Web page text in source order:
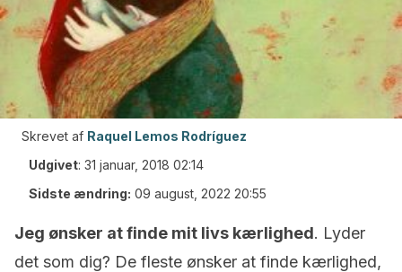
Skrevet af Raquel Lemos Rodríguez
Udgivet: 31 januar, 2018 02:14
Sidste ændring: 09 august, 2022 20:55
Jeg ønsker at finde mit livs kærlighed. Lyder
det som dig? De fleste ønsker at finde kærlighed,